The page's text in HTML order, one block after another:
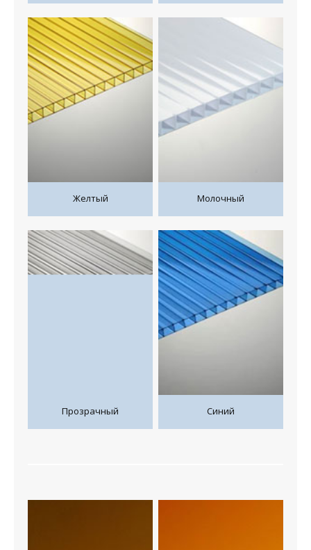
Желтый Молочный
Прозрачный Синий